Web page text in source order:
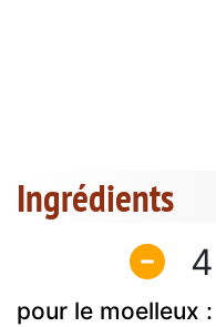
Ingrédients
4
pour le moelleux :